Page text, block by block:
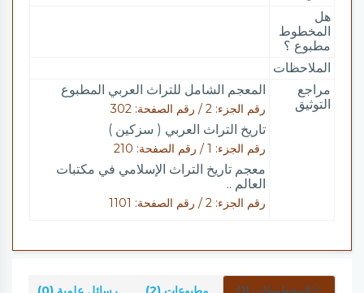
هل
المخطوط
مطبوع ؟
الملاحظات
مراجع
التوثيق
المعجم الشامل للتراث العربي المطبوع
رقم الجزء: 2 / رقم الصفحة: 302
تاريخ التراث العربي ( سزكين )
رقم الجزء: 1 / رقم الصفحة: 210
معجم تاريخ التراث الإسلامي في مكتبات
العالم ..
رقم الجزء: 2 / رقم الصفحة: 1101